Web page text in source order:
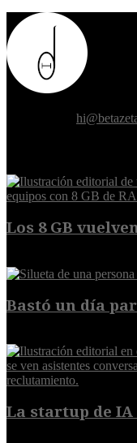
Los 8 GB
Bastó un día
La startup de